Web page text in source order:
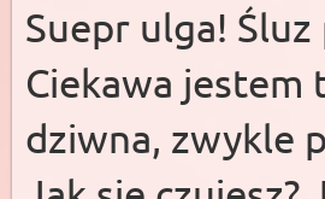
Suepr ulga!
Ciekawa jestem
dziwna, zwykle